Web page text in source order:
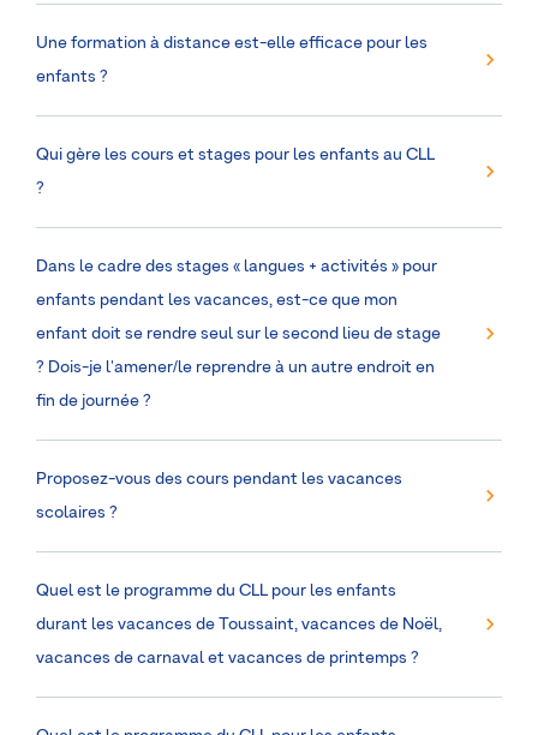
Une formation à distance est-elle efficace pour les
enfants ?
Qui gère les cours et stages pour les enfants au CLL
?
Dans le cadre des stages « langues + activités » pour
enfants pendant les vacances, est-ce que mon
enfant doit se rendre seul sur le second lieu de stage
? Dois-je l'amener/le reprendre à un autre endroit en
fin de journée ?
Proposez-vous des cours pendant les vacances
scolaires ?
Quel est le programme du CLL pour les enfants
durant les vacances de Toussaint, vacances de Noël,
vacances de carnaval et vacances de printemps ?